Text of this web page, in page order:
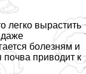
легко вырастить
болезням и
приводит к